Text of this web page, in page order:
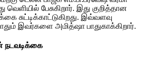
பேசுகிறார். இது குறித்தான
சுட்டிக்காட்டுகிறது. இவ்வளவு
இவர்களை அமித்ஷா பாதுகாக்கிறார்.